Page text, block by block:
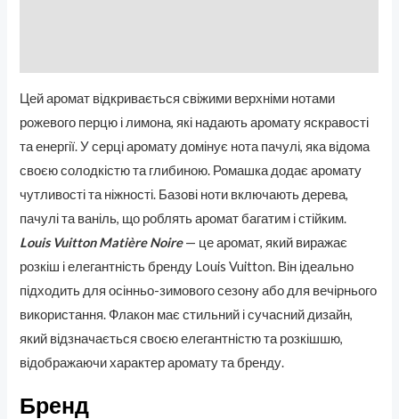
Цей аромат відкривається свіжими верхніми нотами
рожевого перцю і лимона, які надають аромату яскравості
та енергії. У серці аромату домінує нота пачулі, яка відома
своєю солодкістю та глибиною. Ромашка додає аромату
чутливості та ніжності. Базові ноти включають дерева,
пачулі та ваніль, що роблять аромат багатим і стійким.
Louis Vuitton Matière Noire— це аромат, який виражає
розкіш і елегантність бренду Louis Vuitton. Він ідеально
підходить для осінньо-зимового сезону або для вечірнього
використання. Флакон має стильний і сучасний дизайн,
який відзначається своєю елегантністю та розкішшю,
відображаючи характер аромату та бренду.
Бренд